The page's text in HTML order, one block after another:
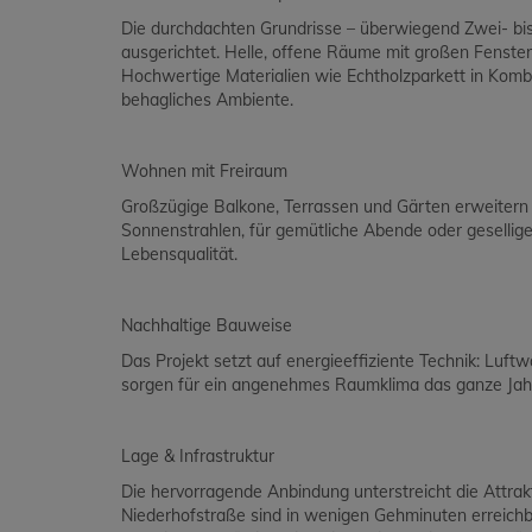
Die durchdachten Grundrisse – überwiegend Zwei-
ausgerichtet. Helle, offene Räume mit großen
Hochwertige Materialien wie Echtholzparkett in
behagliches Ambiente.
Wohnen mit Freiraum
Großzügige Balkone, Terrassen und Gärten
Sonnenstrahlen, für gemütliche Abende oder
Lebensqualität.
Nachhaltige Bauweise
Das Projekt setzt auf energieeffiziente Technik:
sorgen für ein angenehmes Raumklima das ganze
Lage & Infrastruktur
Die hervorragende Anbindung unterstreicht die
Niederhofstraße sind in wenigen Gehminuten